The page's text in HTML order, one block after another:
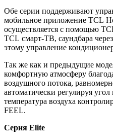
Обе серии поддерживают
мобильное приложение TCL
осуществляется с помощью
TCL смарт-ТВ, саундбара
этому управление
Так же как и предыдущие
комфортную атмосферу
воздушного потока,
автоматически регулируя
температура воздуха
FEEL.
Серия Elite